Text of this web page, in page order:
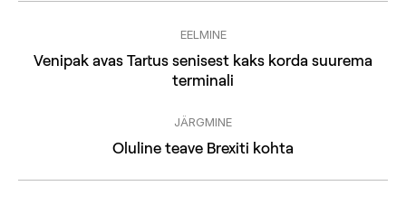
EELMINE
Previous
post:
Venipak avas Tartus senisest kaks korda suurema
terminali
JÄRGMINE
Next
Oluline teave Brexiti kohta